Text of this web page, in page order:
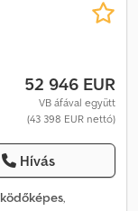
52 946 EUR
VB áfával együtt
(43 398 EUR nettó)
Hívás
,